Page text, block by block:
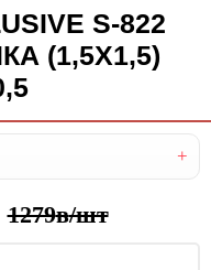
S-822
(1,5X1,5)
1279в/шт